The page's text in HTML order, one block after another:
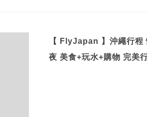
【 FlyJapan 】沖繩行
夜 美食+玩水+購物 完美